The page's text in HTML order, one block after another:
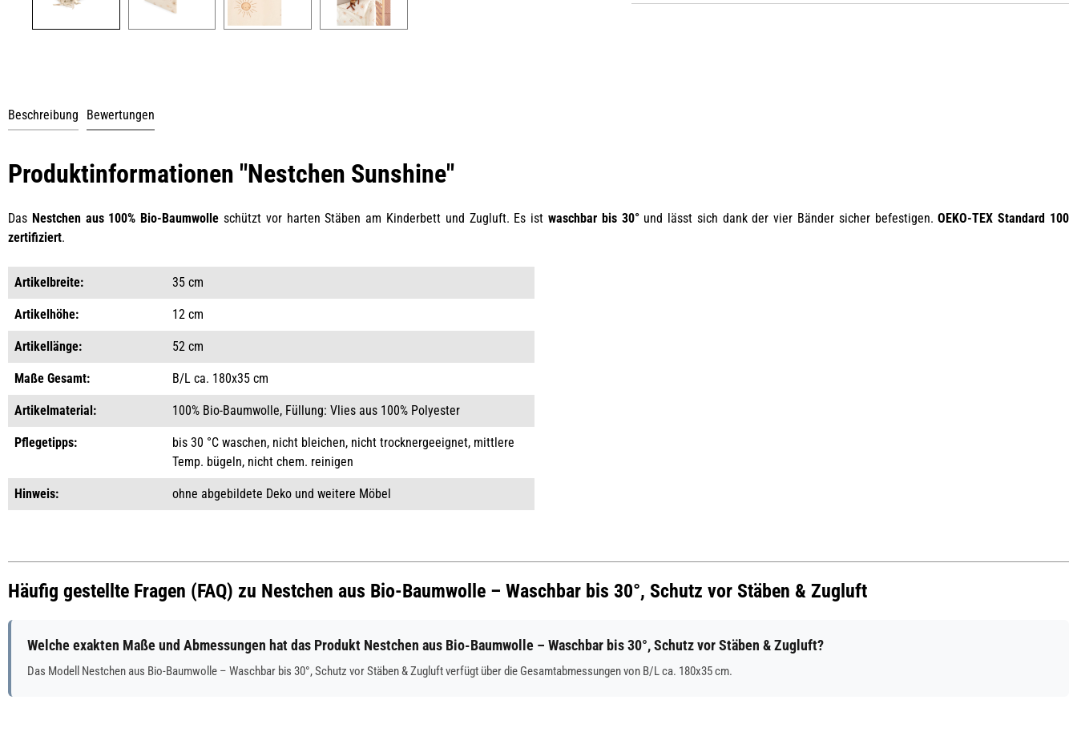
Beschreibung Bewertungen
Produktinformationen "Nestchen Sunshine"
Das Nestchen aus 100% Bio-Baumwolle schützt vor harten Stäben am Kinderbett und Zugluft. Es ist waschbar bis 30°und lässt sich dank der vier Bänder sicher befestigen.OEKO-TEX Standard 100
zertifiziert.
Artikelbreite: 35 cm
Artikelhöhe: 12 cm
Artikellänge: 52 cm
Maße Gesamt: B/L ca. 180x35 cm
Artikelmaterial: 100% Bio-Baumwolle, Füllung: Vlies aus 100% Polyester
Pflegetipps:
bis 30 °C waschen, nicht bleichen, nicht trocknergeeignet, mittlere
Temp. bügeln, nicht chem. reinigen
Hinweis: ohne abgebildete Deko und weitere Möbel
Häufig gestellte Fragen (FAQ) zu Nestchen aus Bio-Baumwolle – Waschbar bis 30°, Schutz vor Stäben & Zugluft
Welche exakten Maße und Abmessungen hat das Produkt Nestchen aus Bio-Baumwolle – Waschbar bis 30°, Schutz vor Stäben & Zugluft?
Das Modell Nestchen aus Bio-Baumwolle – Waschbar bis 30°, Schutz vor Stäben & Zugluft verfügt über die Gesamtabmessungen von B/L ca. 180x35 cm.